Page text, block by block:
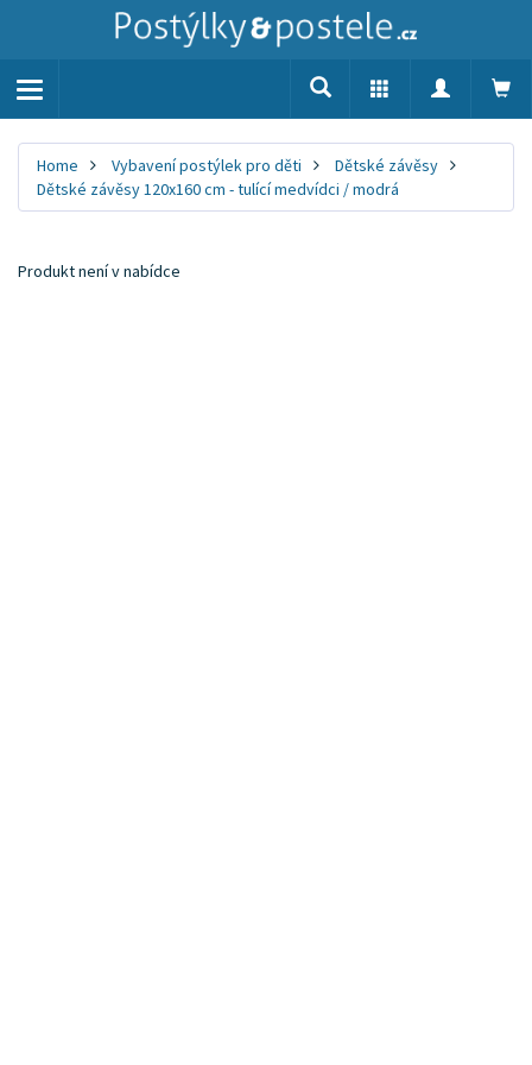
Toggle
Home Vybavení postýlek pro děti
Dětské závěsy
Dětské závěsy 120x160 cm - tulící medvídci / modrá
Produkt není v nabídce